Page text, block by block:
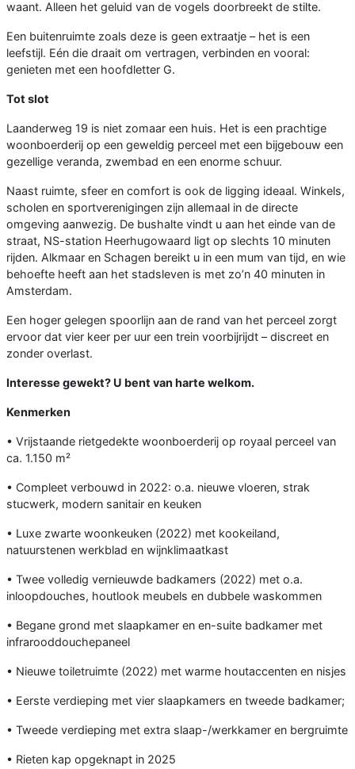
waant. Alleen het geluid van de vogels doorbreekt de stilte.
Een buitenruimte zoals deze is geen extraatje – het is een
leefstijl. Eén die draait om vertragen, verbinden en vooral:
genieten met een hoofdletter G.
Tot slot
Laanderweg 19 is niet zomaar een huis. Het is een prachtige
woonboerderij op een geweldig perceel met een bijgebouw een
gezellige veranda, zwembad en een enorme schuur.
Naast ruimte, sfeer en comfort is ook de ligging ideaal. Winkels,
scholen en sportverenigingen zijn allemaal in de directe
omgeving aanwezig. De bushalte vindt u aan het einde van de
straat, NS-station Heerhugowaard ligt op slechts 10 minuten
rijden. Alkmaar en Schagen bereikt u in een mum van tijd, en wie
behoefte heeft aan het stadsleven is met zo’n 40 minuten in
Amsterdam.
Een hoger gelegen spoorlijn aan de rand van het perceel zorgt
ervoor dat vier keer per uur een trein voorbijrijdt – discreet en
zonder overlast.
Interesse gewekt? U bent van harte welkom.
Kenmerken
• Vrijstaande rietgedekte woonboerderij op royaal perceel van
ca. 1.150 m²
• Compleet verbouwd in 2022: o.a. nieuwe vloeren, strak
stucwerk, modern sanitair en keuken
• Luxe zwarte woonkeuken (2022) met kookeiland,
natuurstenen werkblad en wijnklimaatkast
• Twee volledig vernieuwde badkamers (2022) met o.a.
inloopdouches, houtlook meubels en dubbele waskommen
• Begane grond met slaapkamer en en-suite badkamer met
infrarooddouchepaneel
• Nieuwe toiletruimte (2022) met warme houtaccenten en nisjes
• Eerste verdieping met vier slaapkamers en tweede badkamer;
• Tweede verdieping met extra slaap-/werkkamer en bergruimte
• Rieten kap opgeknapt in 2025